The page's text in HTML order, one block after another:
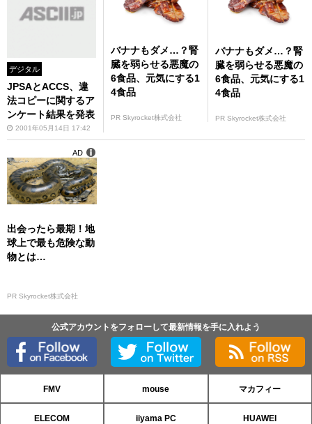
デジタル
JPSAとACCS、違
法コピーに関するア
ンケート結果を発表
2001年05月14日 17:42
バナナもダメ…？腎
臓を弱らせる悪魔の
6食品、元気にする1
4食品
PR Skyrocket株式会社
バナナもダメ…？腎
臓を弱らせる悪魔の
6食品、元気にする1
4食品
PR Skyrocket株式会社
出会ったら最期！地
球上で最も危険な動
物とは…
PR Skyrocket株式会社
AD
公式アカウントをフォローして最新情報を手に入れよう
FMV mouse マカフィー
ELECOM iiyama PC HUAWEI